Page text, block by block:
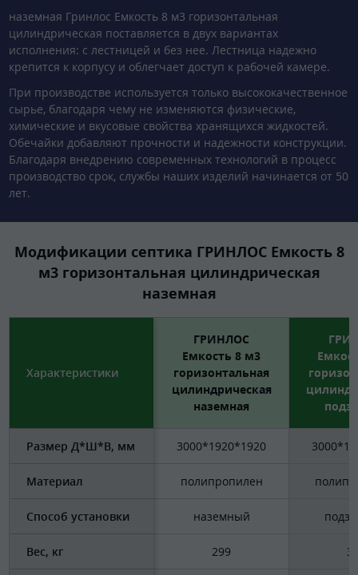
наземная Гринлос Емкость 8 м3 горизонтальная
цилиндрическая поставляется в двух вариантах
исполнения: с лестницей и без нее. Лестница надежно
крепится к корпусу и облегчает доступ к рабочей камере.
При производстве используется только высококачественное
сырье, благодаря чему не изменяются физические,
химические и вкусовые свойства хранящихся жидкостей.
Обечайки добавляют прочности и надежности конструкции.
Благодаря внедрению современных технологий в процесс
производство срок, службы наших изделий начинается от 50
лет.
Модификации септика ГРИНЛОС Емкость 8
м3 горизонтальная цилиндрическая
наземная
Характеристики
ГРИНЛОС
Емкость 8 м3
горизонтальная
цилиндрическая
наземная
Размер Д*Ш*В, мм 3000*1920*1920
Материал полипропилен
Способ установки наземный
Вес, кг 299